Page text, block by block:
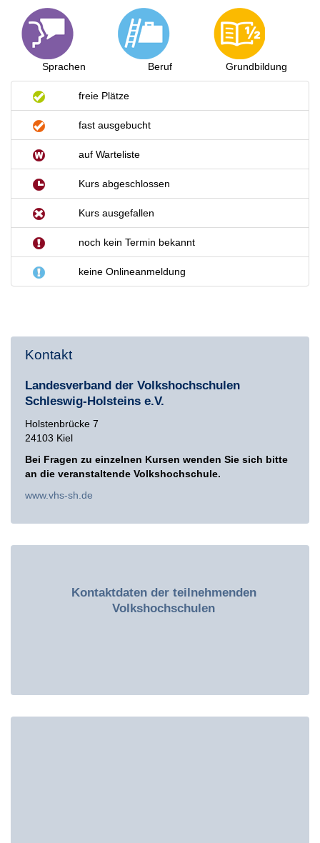
Sprachen Beruf Grundbildung
freie Plätze
fast ausgebucht
auf Warteliste
Kurs abgeschlossen
Kurs ausgefallen
noch kein Termin bekannt
keine Onlineanmeldung
Kontakt
Landesverband der Volkshochschulen
Schleswig-Holsteins e.V.
Holstenbrücke 7
24103 Kiel
Bei Fragen zu einzelnen Kursen wenden Sie sich bitte
an die veranstaltende Volkshochschule.
www.vhs-sh.de
Kontaktdaten der teilnehmenden
Volkshochschulen